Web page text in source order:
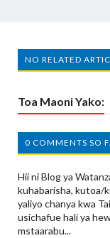
NO RELATED
Toa Maoni Yako:
0 COMMENTS SO
Hii ni Blog ya
kuhabarisha, kutoa/
yaliyo chanya kwa
usichafue hali ya
mstaarabu...